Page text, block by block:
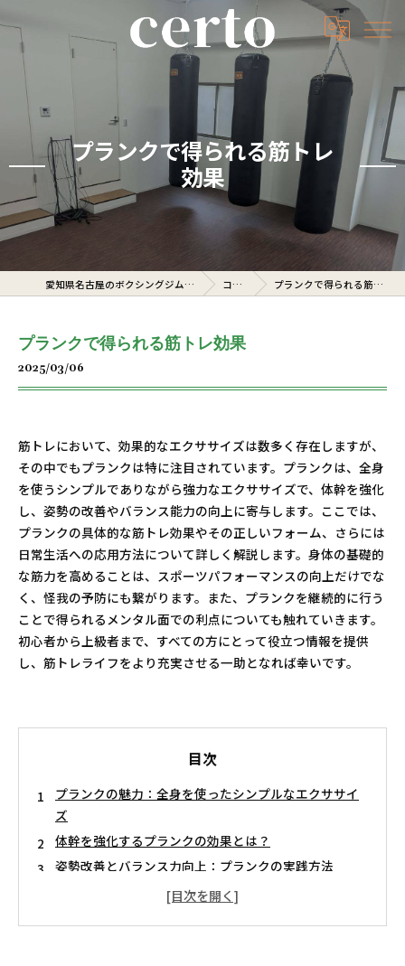
プランクで得られる筋トレ
効果
愛知県名古屋のボクシングジムならcerto コラム プランクで得られる筋トレ効果
プランクで得られる筋トレ効果
2025/03/06
筋トレにおいて、効果的なエクササイズは数多く存在しますが、
その中でもプランクは特に注目されています。プランクは、全身
を使うシンプルでありながら強力なエクササイズで、体幹を強化
し、姿勢の改善やバランス能力の向上に寄与します。ここでは、
プランクの具体的な筋トレ効果やその正しいフォーム、さらには
日常生活への応用方法について詳しく解説します。身体の基礎的
な筋力を高めることは、スポーツパフォーマンスの向上だけでな
く、怪我の予防にも繋がります。また、プランクを継続的に行う
ことで得られるメンタル面での利点についても触れていきます。
初心者から上級者まで、すべての方にとって役立つ情報を提供
し、筋トレライフをより充実させる一助となれば幸いです。
目次
プランクの魅力：全身を使ったシンプルなエクササイ
ズ
体幹を強化するプランクの効果とは？
姿勢改善とバランス力向上：プランクの実践方法
スポーツパフォーマンス向上に繋がるプランクの役割